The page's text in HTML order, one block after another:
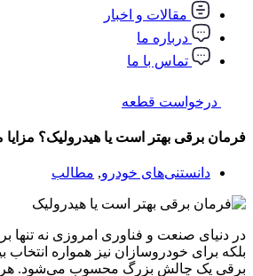
مقالات و اخبار
درباره ما
تماس با ما
درخواست قطعه
فرمان برقی بهتر است یا هیدرولیک؟ مزایا
دانستنی‌های خودرو, مطالب
در دنیای صنعت و فناوری امروزی نه تنها
بلکه برای خودروسازان نیز همواره انتخاب
برقی یک چالش بزرگ محسوب می‌شود.